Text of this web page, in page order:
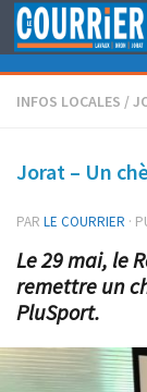
Au dessous du
INFOS LOCALES /
Jorat – Un
PAR LE COURRIER ·
Le 29 mai, le
remettre un
PluSport.